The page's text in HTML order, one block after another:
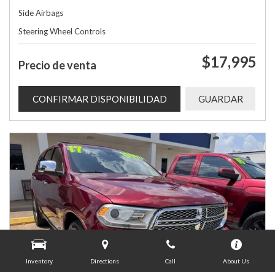
Inventory Directions Call About Us
Side Airbags
Steering Wheel Controls
Precio de venta $17,995
CONFIRMAR DISPONIBILIDAD GUARDAR